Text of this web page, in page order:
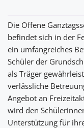
Die Offene
befindet sich in der
ein umfangreiches
Schüler der
als Träger
verlässliche
Angebot an
wird den
Unterstützung für